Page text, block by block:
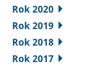
Rok 2020
Rok 2019
Rok 2018
Rok 2017